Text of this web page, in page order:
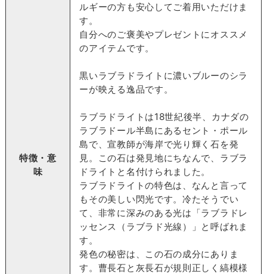
特徴・意
味
ルギーの方も安心してご着用いただけま
す。
自分へのご褒美やプレゼントにオススメ
のアイテムです。
黒いラブラドライトに濃いブルーのシラ
ーが映える逸品です。
ラブラドライトは18世紀後半、カナダの
ラブラドール半島にあるセント・ポール
島で、宣教師が海岸で光り輝く石を発
見。この石は発見地にちなんで、ラブラ
ドライトと名付けられました。
ラブラドライトの特色は、なんと言って
もその美しい閃光です。冷たそうでい
て、非常に深みのある光は「ラブラドレ
ッセンス（ラブラド光線）」と呼ばれま
す。
発色の秘密は、この石の成分にありま
す。曹長石と灰長石が規則正しく縞模様